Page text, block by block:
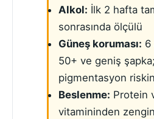
Alkol: İlk 2 hafta
sonrasında ölçülü
Güneş koruması: 6
50+ ve geniş
pigmentasyon
Beslenme: Protein
vitamininden